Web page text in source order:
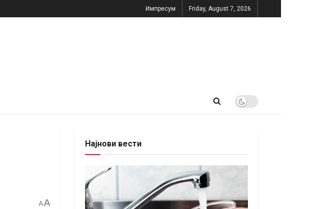
Импресум Friday, August 7, 2026
AA
Најнови вести